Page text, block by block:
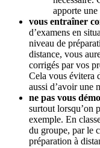
apporte une
vous entraîner
d’examens en
niveau de
distance, vous
corrigés par vos
Cela vous évitera
aussi d’avoir une
ne pas vous
surtout lorsqu’on
exemple. En
du groupe, par le
préparation à